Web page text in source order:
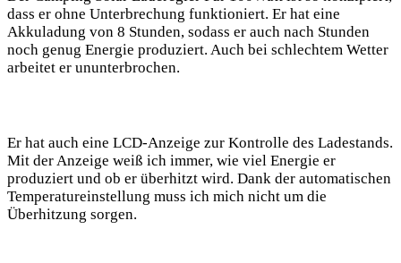
dass er ohne Unterbrechung funktioniert. ⁢Er hat eine⁢
Akkuladung von 8 Stunden, sodass er auch nach Stunden
noch genug Energie produziert.​ Auch bei schlechtem Wetter
arbeitet er ununterbrochen.
Er hat auch‌ eine LCD-Anzeige zur Kontrolle ​des Ladestands.
Mit der Anzeige weiß ich immer, wie⁢ viel Energie er
produziert und ob er überhitzt wird. Dank der automatischen
Temperatureinstellung muss⁣ ich mich nicht ⁢um die
Überhitzung sorgen.